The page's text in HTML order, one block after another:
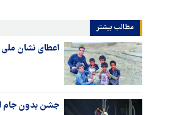
مطالب بیشتر
اعطای نشان
جشن بدون جام